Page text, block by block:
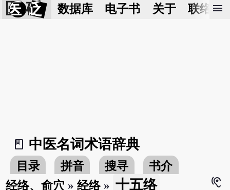
医 砭 数据库 电子书 关于 联络我
menu
book_2
中医名词术语辞典
目录 拼音 搜寻
书介
经络、俞穴 »经络» 十五络
hearing